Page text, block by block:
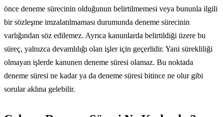
önce deneme sürecinin olduğunun belirtilmemesi veya bununla ilgili
bir sözleşme imzalatılmaması durumunda deneme sürecinin
varlığından söz edilemez. Ayrıca kanunlarda belirtildiği üzere bu
süreç, yalnızca devamlılığı olan işler için geçerlidir. Yani sürekliliği
olmayan işlerde kanunen deneme süresi olamaz. Bu noktada
deneme süresi ne kadar ya da deneme süresi bitince ne olur gibi
sorular aklına gelebilir.